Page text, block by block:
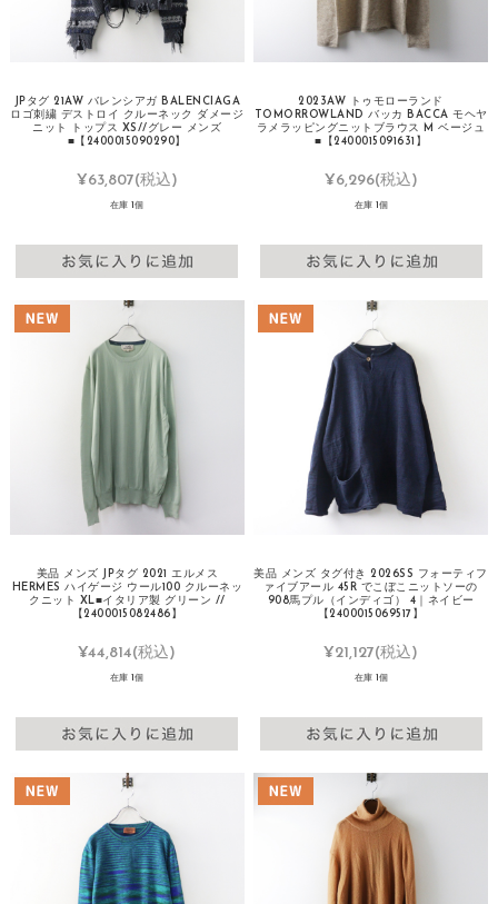
JPタグ 21AW バレンシアガ BALENCIAGA
ロゴ刺繍 デストロイ クルーネック ダメージ
ニット トップス XS//グレー メンズ
■【2400015090290】
¥63,807(税込)
在庫 1個
2023AW トゥモローランド
TOMORROWLAND バッカ BACCA モヘヤ
ラメラッピングニットブラウス M ベージュ
■【2400015091631】
¥6,296(税込)
在庫 1個
美品 メンズ JPタグ 2021 エルメス
HERMES ハイゲージ ウール100 クルーネッ
クニット XL■イタリア製 グリーン //
【2400015082486】
¥44,814(税込)
在庫 1個
美品 メンズ タグ付き 2026SS フォーティフ
ァイブアール 45R でこぼこニットソーの
908馬プル（インディゴ） 4｜ネイビー
【2400015069517】
¥21,127(税込)
在庫 1個